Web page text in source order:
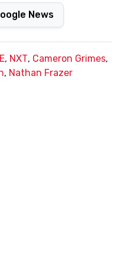
News
, NXT, Cameron Grimes,
, Nathan Frazer